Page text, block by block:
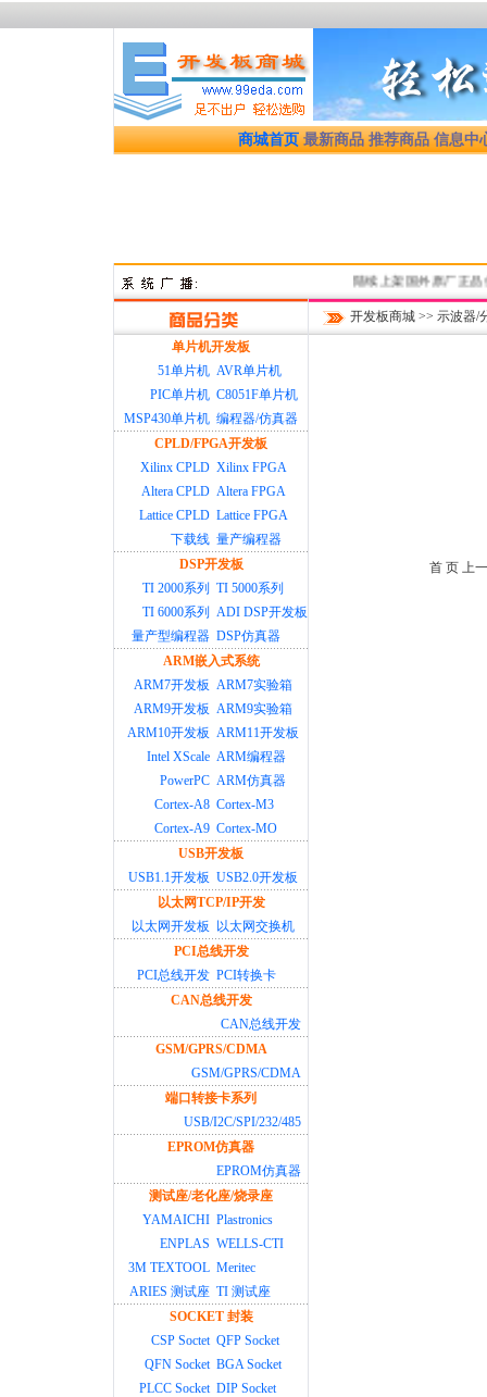
商城首页 最新商品 推荐商品 信息中
陆续上架国外原厂正品
单片机开发板
51单片机 AVR单片机
PIC单片机 C8051F单片机
MSP430单片机 编程器/仿真器
CPLD/FPGA开发板
Xilinx CPLD Xilinx FPGA
Altera CPLD Altera FPGA
Lattice CPLD Lattice FPGA
下载线 量产编程器
DSP开发板
TI 2000系列
TI 5000系列
TI 6000系列
ADI DSP开发板
量产型编程器 DSP仿真器
ARM嵌入式系统
ARM7开发板 ARM7实验箱
ARM9开发板 ARM9实验箱
ARM10开发板 ARM11开发板
Intel XScale ARM编程器
PowerPC ARM仿真器
Cortex-A8 Cortex-M3
Cortex-A9 Cortex-MO
USB开发板
USB1.1开发板 USB2.0开发板
以太网TCP/IP开发
以太网开发板
以太网交换机
PCI总线开发
PCI总线开发 PCI转换卡
CAN总线开发
CAN总线开发
GSM/GPRS/CDMA
GSM/GPRS/CDMA
端口转接卡系列
USB/I2C/SPI/232/485
EPROM仿真器
EPROM仿真器
测试座/老化座/烧录座
YAMAICHI Plastronics
ENPLAS WELLS-CTI
3M TEXTOOL Meritec
ARIES 测试座 TI 测试座
SOCKET 封装
CSP Soctet QFP Socket
QFN Socket BGA Socket
PLCC Socket DIP Socket
开发板商城 >> 示波器/
首 页 上